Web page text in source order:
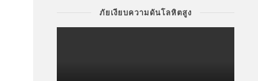
ภัยเงียบความดันโลหิตสูง